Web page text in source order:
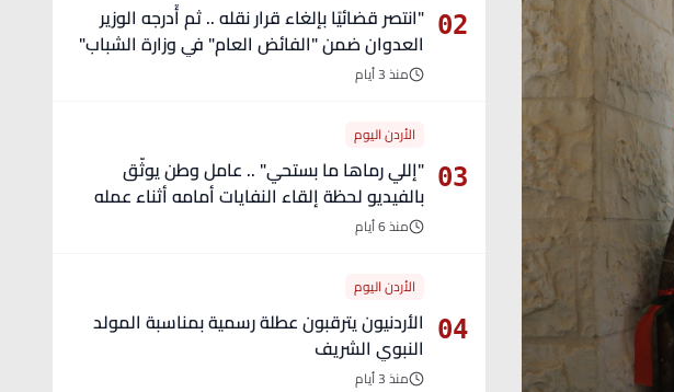
02
"انتصر قضائيًا بإلغاء قرار نقله .. ثم أُدرجه الوزير
العدوان ضمن "الفائض العام" في وزارة الشباب"
- تفاصيل
منذ 3 أيام
03
الأردن اليوم
"إللي رماها ما بستحي" .. عامل وطن يوثّق
بالفيديو لحظة إلقاء النفايات أمامه أثناء عمله
منذ 6 أيام
04
الأردن اليوم
الأردنيون يترقبون عطلة رسمية بمناسبة المولد
النبوي الشريف
منذ 3 أيام